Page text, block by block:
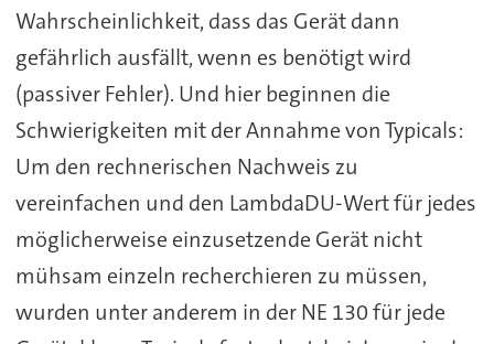
Wahrscheinlichkeit, dass das Gerät dann
gefährlich ausfällt, wenn es benötigt wird
(passiver Fehler). Und hier beginnen die
Schwierigkeiten mit der Annahme von Typicals:
Um den rechnerischen Nachweis zu
vereinfachen und den LambdaDU-Wert für jedes
möglicherweise einzusetzende Gerät nicht
mühsam einzeln recherchieren zu müssen,
wurden unter anderem in der NE 130 für jede